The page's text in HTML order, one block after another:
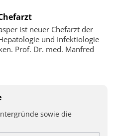
ist neuer Chefarzt der
und Infektiologie
Prof. Dr. med. Manfred
sowie die